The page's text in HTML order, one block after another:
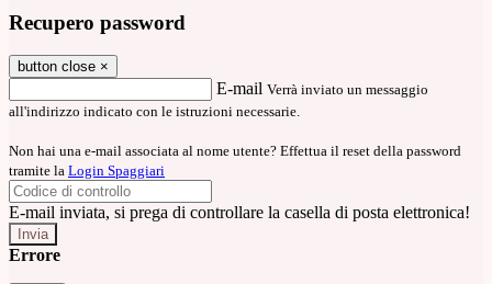
Recupero password
button close ×
E-mail Verrà inviato un messaggio
all'indirizzo indicato con le istruzioni necessarie.
Non hai una e-mail associata al nome utente? Effettua il reset della password
tramite la Login Spaggiari
E-mail inviata, si prega di controllare la casella di posta elettronica!
Errore